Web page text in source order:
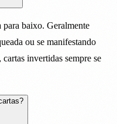
para baixo. Geralmente
ou se manifestando
invertidas sempre se